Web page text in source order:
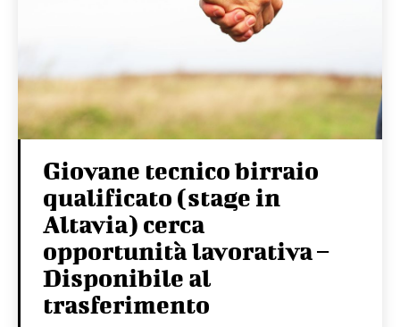
Giovane tecnico birraio
qualificato (stage in
Altavia) cerca
opportunità lavorativa –
Disponibile al
trasferimento